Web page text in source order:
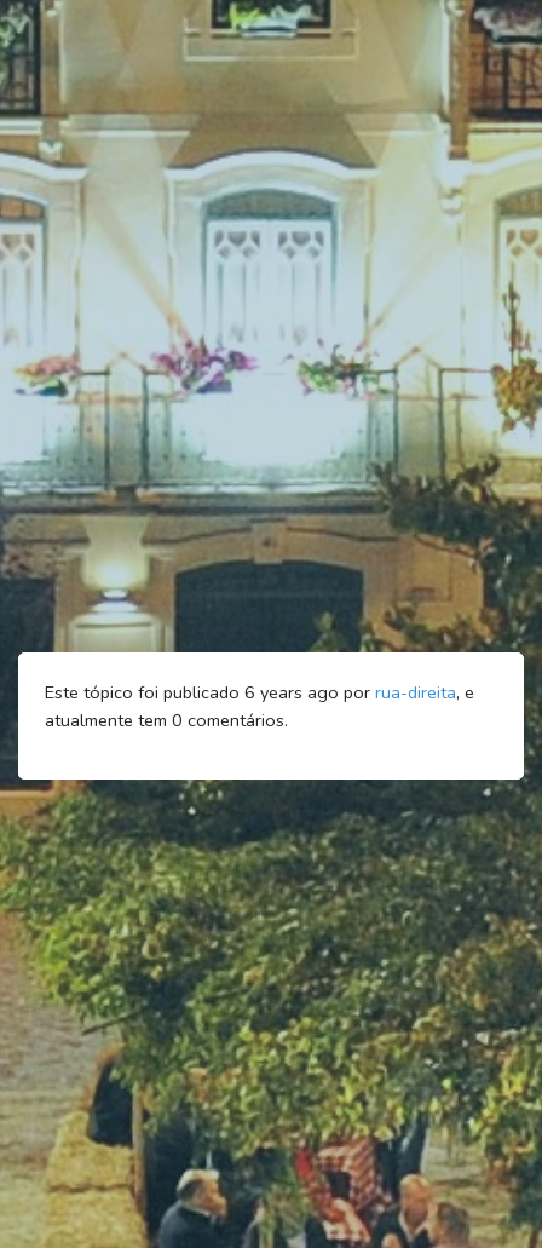
Este tópico foi publicado 6 years ago por rua-direita, e
atualmente tem 0 comentários.